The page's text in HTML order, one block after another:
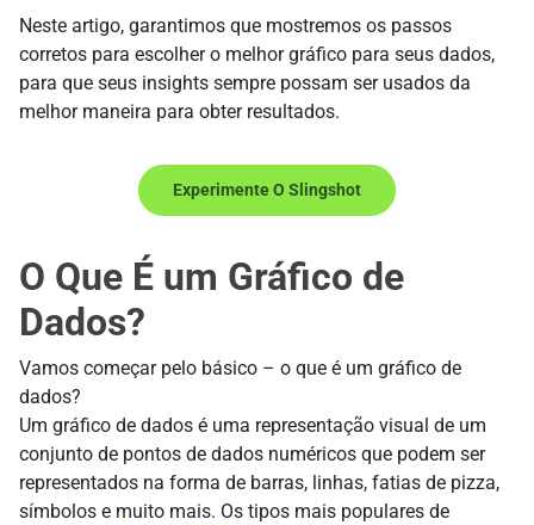
Neste artigo, garantimos que mostremos os passos
corretos para escolher o melhor gráfico para seus dados,
para que seus insights sempre possam ser usados da
melhor maneira para obter resultados.
Experimente O Slingshot
O Que É um Gráfico de
Dados?
Vamos começar pelo básico – o que é um gráfico de
dados?
Um gráfico de dados é uma representação visual de um
conjunto de pontos de dados numéricos que podem ser
representados na forma de barras, linhas, fatias de pizza,
símbolos e muito mais. Os tipos mais populares de